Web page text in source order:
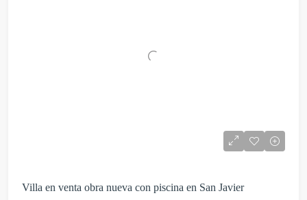
Villa en venta obra nueva con piscina en San Javier